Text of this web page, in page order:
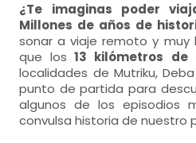
¿Te imaginas poder
Millones de años de
sonar a viaje remoto y muy
que los 13 kilómetros de
localidades de Mutriku,
punto de partida para
algunos de los episodios
convulsa historia de nuestro